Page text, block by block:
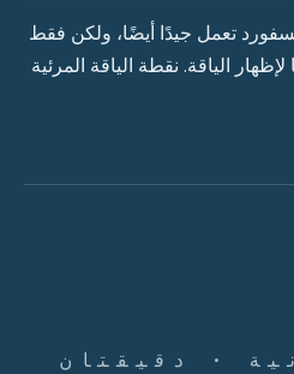
تعمل جيدًا أيضًا، ولكن فقط
الياقة. نقطة الياقة المرئية
· دقيقتان